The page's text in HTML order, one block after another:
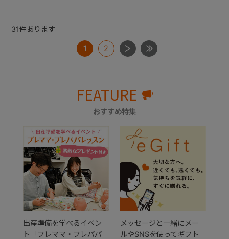
31件あります
1 2
FEATURE
おすすめ特集
出産準備を学べるイベン
ト「プレママ・プレパパ
メッセージと一緒にメー
ルやSNSを使ってギフト